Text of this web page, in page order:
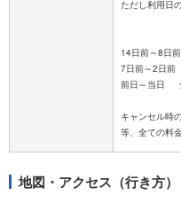
ただし利用日
キャ
14日前～8日
7日前～2日
前日～当日
キャンセル時
地図・アクセス（行き方）